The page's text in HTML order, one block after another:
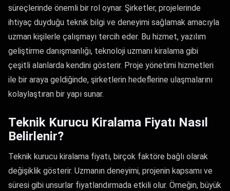
süreçlerinde önemli bir rol oynar. Şirketler, projelerinde
ihtiyaç duyduğu teknik bilgi ve deneyimi sağlamak amacıyla
uzman kişilerle çalışmayı tercih eder. Bu hizmet, yazılım
geliştirme danışmanlığı, teknoloji uzmanı kiralama gibi
çeşitli alanlarda kendini gösterir. Proje yönetimi hizmetleri
ile bir araya geldiğinde, şirketlerin hedeflerine ulaşmalarını
kolaylaştıran bir yapı sunar.
Teknik Kurucu Kiralama Fiyatı Nasıl
Belirlenir?
Teknik kurucu kiralama fiyatı, birçok faktöre bağlı olarak
değişiklik gösterir. Uzmanın deneyimi, projenin kapsamı ve
süresi gibi unsurlar fiyatlandırmada etkili olur. Örneğin, büyük